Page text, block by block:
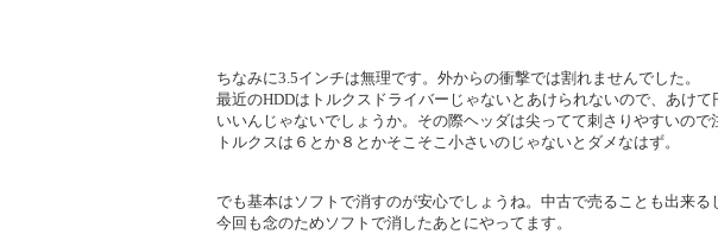
ちなみに3.5インチは無理です。外からの衝撃では割れませんでした。
最近のHDDはトルクスドライバーじゃないとあけられないので、あけて
いいんじゃないでしょうか。その際ヘッダは尖ってて刺さりやすいので
トルクスは６とか８とかそこそこ小さいのじゃないとダメなはず。
でも基本はソフトで消すのが安心でしょうね。中古で売ることも出来る
今回も念のためソフトで消したあとにやってます。